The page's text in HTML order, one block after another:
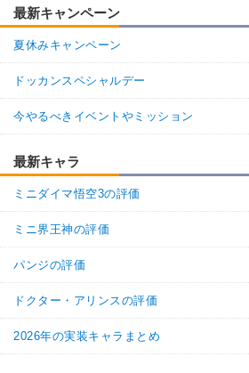
最新キャンペーン
夏休みキャンペーン
ドッカンスペシャルデー
今やるべきイベントやミッション
最新キャラ
ミニダイマ悟空3の評価
ミニ界王神の評価
パンジの評価
ドクター・アリンスの評価
2026年の実装キャラまとめ